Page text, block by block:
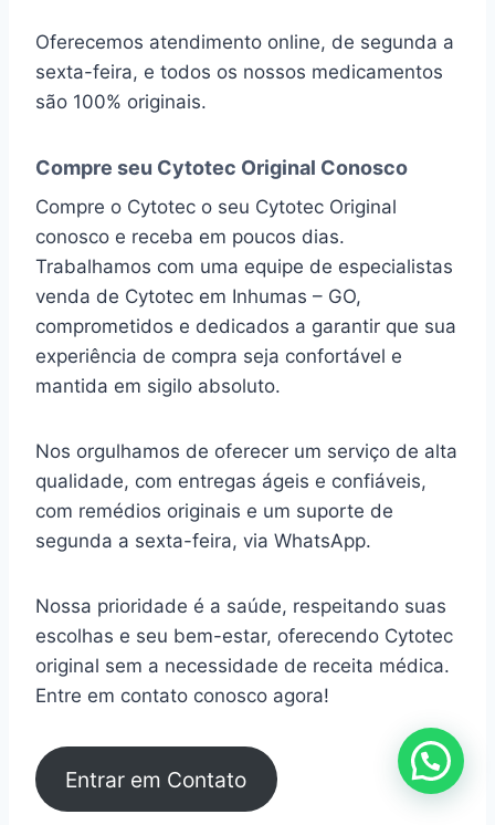
Oferecemos atendimento online, de segunda a
sexta-feira, e todos os nossos medicamentos
são 100% originais.
Compre seu Cytotec Original Conosco
Compre o Cytotec o seu Cytotec Original
conosco e receba em poucos dias.
Trabalhamos com uma equipe de especialistas
venda de Cytotec em Inhumas – GO,
comprometidos e dedicados a garantir que sua
experiência de compra seja confortável e
mantida em sigilo absoluto.
Nos orgulhamos de oferecer um serviço de alta
qualidade, com entregas ágeis e confiáveis,
com remédios originais e um suporte de
segunda a sexta-feira, via WhatsApp.
Nossa prioridade é a saúde, respeitando suas
escolhas e seu bem-estar, oferecendo Cytotec
original sem a necessidade de receita médica.
Entre em contato conosco agora!
Entrar em Contato